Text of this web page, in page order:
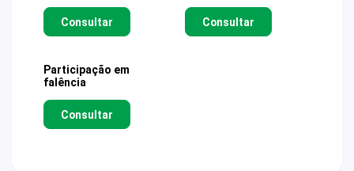
Consultar Consultar
Participação em
falência
Consultar